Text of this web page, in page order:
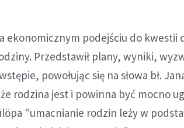
ekonomicznym podejściu do
Przedstawił plany, wyniki,
powołując się na słowa bł.
rodzina jest i powinna być mocno
"umacnianie rodzin leży w